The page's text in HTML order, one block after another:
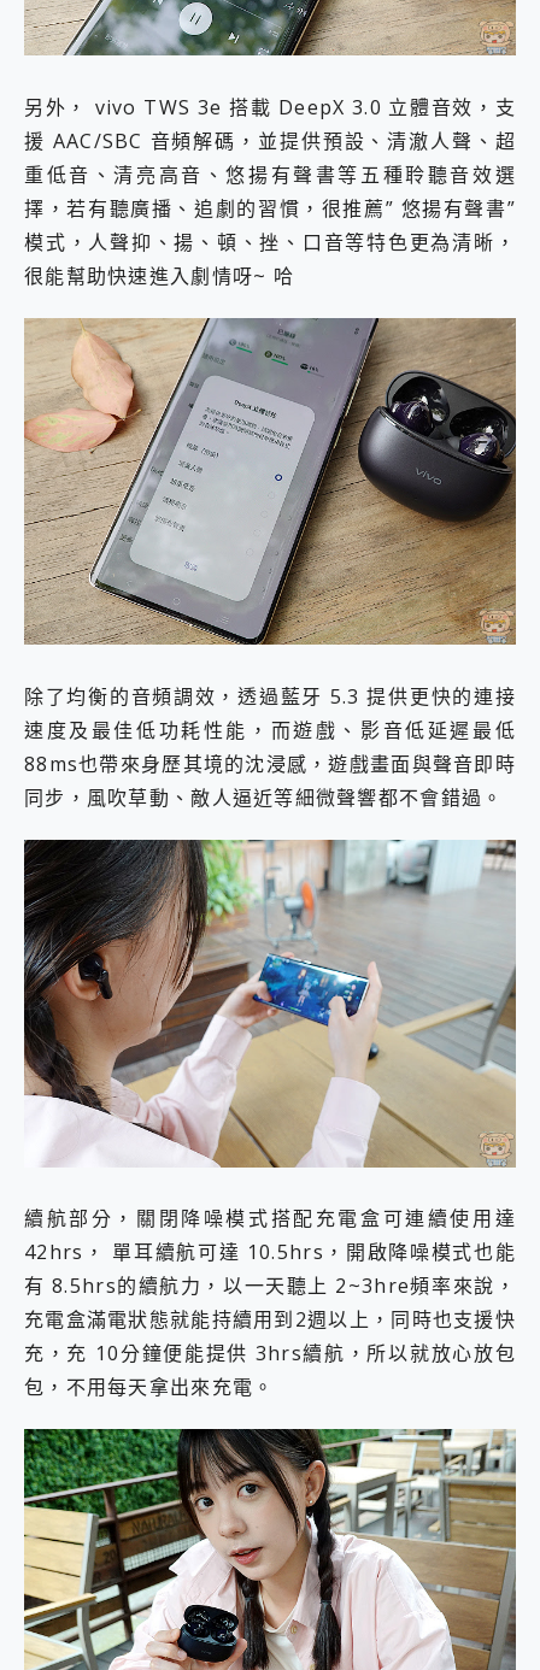
另外， vivo TWS 3e 搭載 DeepX 3.0 立體音效，支
援 AAC/SBC 音頻解碼，並提供預設、清澈人聲、超
重低音、清亮高音、悠揚有聲書等五種聆聽音效選
擇，若有聽廣播、追劇的習慣，很推薦” 悠揚有聲書”
模式，人聲抑、揚、頓、挫、口音等特色更為清晰，
很能幫助快速進入劇情呀~ 哈
除了均衡的音頻調效，透過藍牙 5.3 提供更快的連接
速度及最佳低功耗性能，而遊戲、影音低延遲最低
88ms也帶來身歷其境的沈浸感，遊戲畫面與聲音即時
同步，風吹草動、敵人逼近等細微聲響都不會錯過。
續航部分，關閉降噪模式搭配充電盒可連續使用達
42hrs， 單耳續航可達 10.5hrs，開啟降噪模式也能
有 8.5hrs的續航力，以一天聽上 2~3hre頻率來說，
充電盒滿電狀態就能持續用到2週以上，同時也支援快
充，充 10分鐘便能提供 3hrs續航，所以就放心放包
包，不用每天拿出來充電。